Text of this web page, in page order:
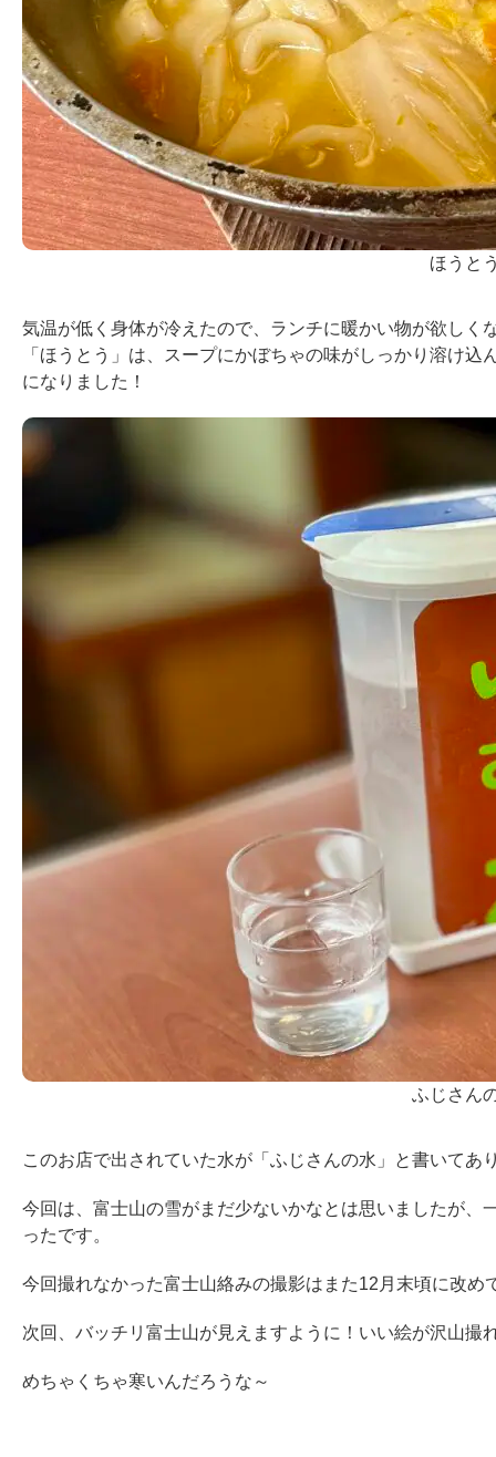
ほうと
気温が低く身体が冷えたので、ランチに暖かい物が欲しく
「ほうとう」は、スープにかぼちゃの味がしっかり溶け
になりました！
ふじさん
このお店で出されていた水が「ふじさんの水」と書いてあ
今回は、富士山の雪がまだ少ないかなとは思いましたが、
ったです。
今回撮れなかった富士山絡みの撮影はまた12月末頃に改め
次回、バッチリ富士山が見えますように！いい絵が沢山撮
めちゃくちゃ寒いんだろうな～